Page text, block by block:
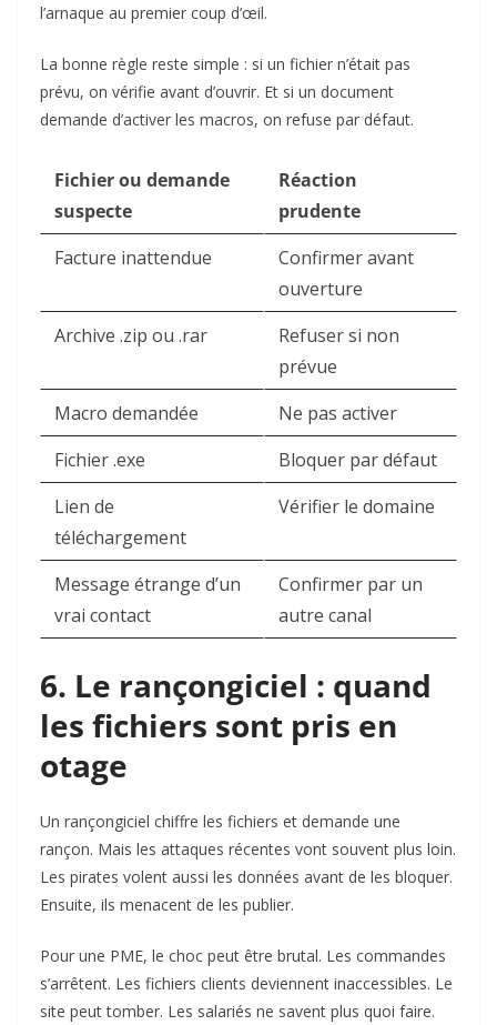
l’arnaque au premier coup d’œil.
La bonne règle reste simple : si un fichier n’était pas
prévu, on vérifie avant d’ouvrir. Et si un document
demande d’activer les macros, on refuse par défaut.
Fichier ou demande
suspecte
Réaction
prudente
Facture inattendue
Confirmer avant
ouverture
Archive .zip ou .rar
Refuser si non
prévue
Macro demandée
Ne pas activer
Fichier .exe
Bloquer par défaut
Lien de
téléchargement
Vérifier le domaine
Message étrange d’un
vrai contact
Confirmer par un
autre canal
6. Le rançongiciel : quand
les fichiers sont pris en
otage
Un rançongiciel chiffre les fichiers et demande une
rançon. Mais les attaques récentes vont souvent plus loin.
Les pirates volent aussi les données avant de les bloquer.
Ensuite, ils menacent de les publier.
Pour une PME, le choc peut être brutal. Les commandes
s’arrêtent. Les fichiers clients deviennent inaccessibles. Le
site peut tomber. Les salariés ne savent plus quoi faire.